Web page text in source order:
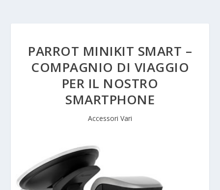
PARROT MINIKIT SMART –
COMPAGNIO DI VIAGGIO
PER IL NOSTRO
SMARTPHONE
Accessori Vari